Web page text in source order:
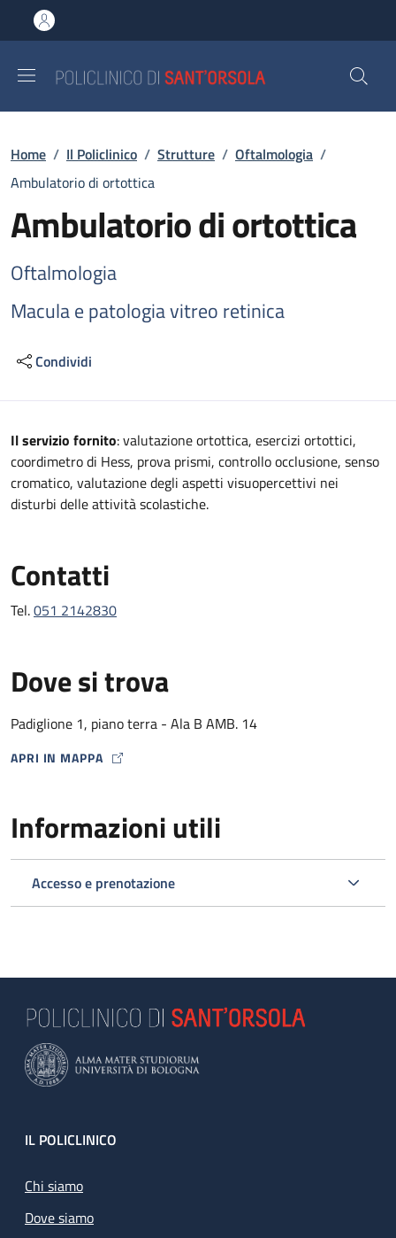
al contenuto principale
to footer content
Briciole di pane
Home / Il Policlinico / Strutture / Oftalmologia /
Ambulatorio di ortottica
Ambulatorio di ortottica
Oftalmologia
Macula e patologia vitreo retinica
Condividi
Descrizione
Il servizio fornito: valutazione ortottica, esercizi ortottici,
coordimetro di Hess, prova prismi, controllo occlusione, senso
cromatico, valutazione degli aspetti visuopercettivi nei
disturbi delle attività scolastiche.
Contatti
Tel.051 2142830
Dove si trova
Padiglione 1, piano terra - Ala B AMB. 14
APRI IN MAPPA
MAP ICON
Informazioni utili
Accesso e prenotazione
Footer
IL POLICLINICO
Chi siamo
Dove siamo